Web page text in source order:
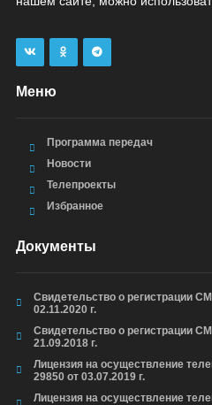
Меню
Программа передач
Новости
Телепроекты
Избранное
Документы
Свидетельство о регистрации
02.11.2020 г.
Свидетельство о регистрации
21.09.2018 г.
Лицензия на осуществление
29850 от 03.07.2019 г.
Лицензия на осуществление